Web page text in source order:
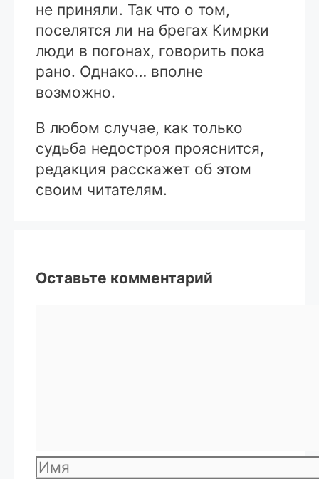
не приняли. Так что о том,
поселятся ли на брегах Кимрки
люди в погонах, говорить пока
рано. Однако… вполне
возможно.
В любом случае, как только
судьба недостроя прояснится,
редакция расскажет об этом
своим читателям.
Оставьте комментарий
Имя